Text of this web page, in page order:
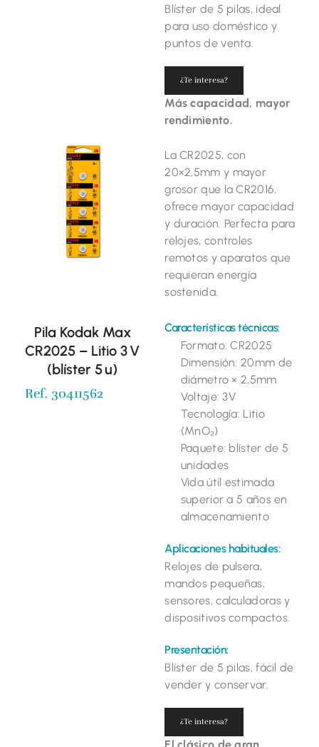
Blíster de 5 pilas, ideal
para uso doméstico y
puntos de venta.
¿Te interesa?
Pila Kodak Max
CR2025 – Litio 3 V
(blíster 5 u)
Ref. 30411562
Más capacidad, mayor
rendimiento.
La CR2025, con
20×2,5mm y mayor
grosor que la CR2016,
ofrece mayor capacidad
y duración. Perfecta para
relojes, controles
remotos y aparatos que
requieran energía
sostenida.
Características técnicas:
Formato: CR2025
Dimensión: 20mm de
diámetro × 2,5mm
Voltaje: 3V
Tecnología: Litio
(MnO₂)
Paquete: blíster de 5
unidades
Vida útil estimada
superior a 5 años en
almacenamiento
Aplicaciones habituales:
Relojes de pulsera,
mandos pequeñas,
sensores, calculadoras y
dispositivos compactos.
Presentación:
Blíster de 5 pilas, fácil de
vender y conservar.
¿Te interesa?